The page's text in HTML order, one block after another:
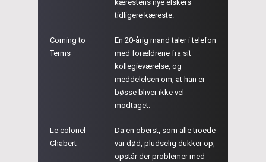
kærestens nye elskers
tidligere kæreste.
Coming to
Terms
En 20-årig mand taler i telefon
med forældrene fra sit
kollegieværelse, og
meddelelsen om, at han er
bøsse bliver ikke vel
modtaget.
Le colonel
Chabert
Da en oberst, som alle troede
var død, pludselig dukker op,
opstår der problemer med